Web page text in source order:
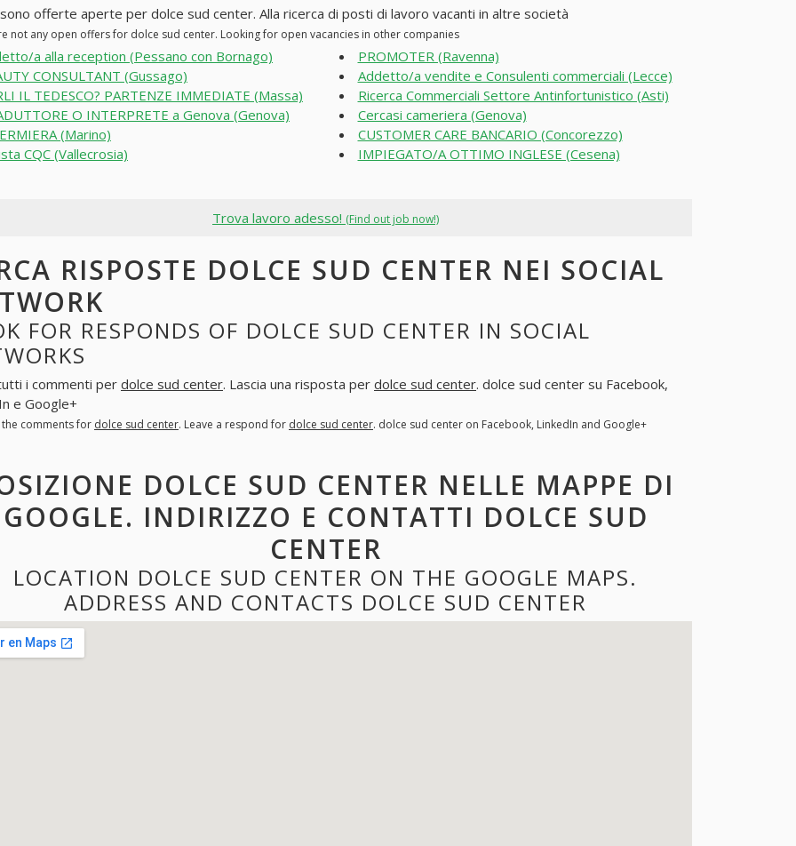
offerte aperte per dolce sud center. Alla ricerca di posti di lavoro vacanti in altre società
not any open offers for dolce sud center. Looking for open vacancies in other companies
a alla reception (Pessano con Bornago)
CONSULTANT (Gussago)
IL TEDESCO? PARTENZE IMMEDIATE (Massa)
O INTERPRETE a Genova (Genova)
(Marino)
CQC (Vallecrosia)
PROMOTER (Ravenna)
Addetto/a vendite e Consulenti commerciali (Lecce)
Ricerca Commerciali Settore Antinfortunistico (Asti)
Cercasi cameriera (Genova)
CUSTOMER CARE BANCARIO (Concorezzo)
IMPIEGATO/A OTTIMO INGLESE (Cesena)
Trova lavoro adesso! (Find out job now!)
RISPOSTE DOLCE SUD CENTER NEI SOCIAL
FOR RESPONDS OF DOLCE SUD CENTER IN SOCIAL
i commenti per dolce sud center. Lascia una risposta per dolce sud center. dolce sud center su Facebook,
e Google+
the comments for dolce sud center. Leave a respond for dolce sud center. dolce sud center on Facebook, LinkedIn and Google+
DOLCE SUD CENTER NELLE MAPPE DI
GOOGLE. INDIRIZZO E CONTATTI DOLCE SUD
CENTER
LOCATION DOLCE SUD CENTER ON THE GOOGLE MAPS.
ADDRESS AND CONTACTS DOLCE SUD CENTER